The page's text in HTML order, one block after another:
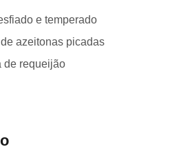
e temperado
azeitonas picadas
de requeijão